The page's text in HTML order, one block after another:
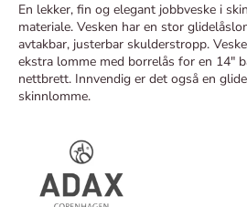
En lekker, fin og elegant jobbveske i
materiale. Vesken har en stor
avtakbar, justerbar skulderstropp.
ekstra lomme med borrelås for en 14"
nettbrett. Innvendig er det også en
skinnlomme.